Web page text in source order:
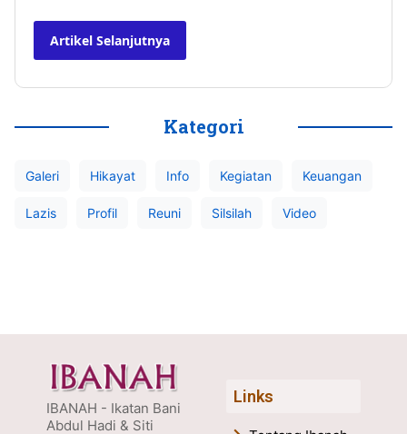
Artikel Selanjutnya
Kategori
Galeri Hikayat Info Kegiatan Keuangan
Lazis Profil Reuni Silsilah Video
IBANAH - Ikatan Bani
Abdul Hadi & Siti
Links